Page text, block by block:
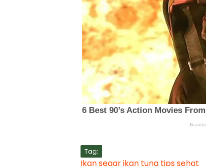
Tag:
Ikan segarikan tuna tips sehat